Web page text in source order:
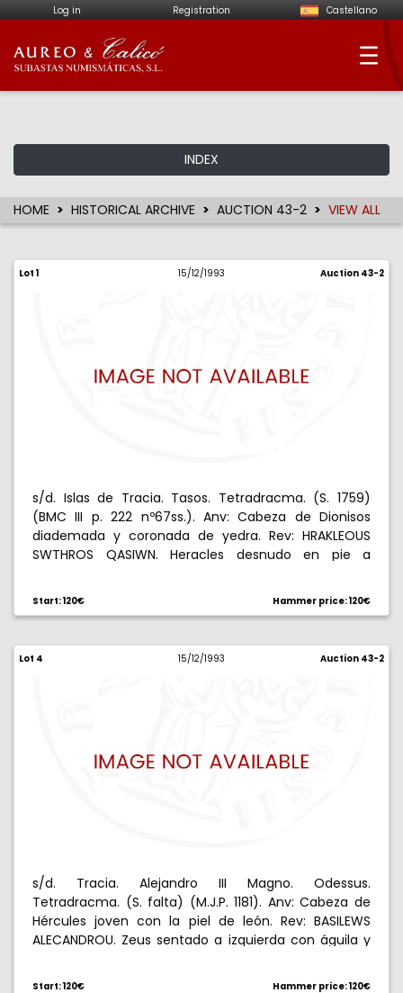
Log in Registration Castellano
Aureo & Calicó -
INDEX
HOME HISTORICAL ARCHIVE AUCTION 43-2 VIEW ALL
Lot 1 15/12/1993 Auction 43-2
s/d. Islas de Tracia. Tasos. Tetradracma. (S. 1759)
(BMC III p. 222 nº67ss.). Anv: Cabeza de Dionisos
diademada y coronada de yedra. Rev: HRAKLEOUS
SWTHROS QASIWN. Heracles desnudo en pie a
izquierdo. 16,72 g. MBC.
Start: 120€ Hammer price: 120€
Lot 4 15/12/1993 Auction 43-2
s/d. Tracia. Alejandro III Magno. Odessus.
Tetradracma. (S. falta) (M.J.P. 1181). Anv: Cabeza de
Hércules joven con la piel de león. Rev: BASILEWS
ALECANDROU. Zeus sentado a izquierda con águila y
EBC-.
Start: 120€ Hammer price: 120€